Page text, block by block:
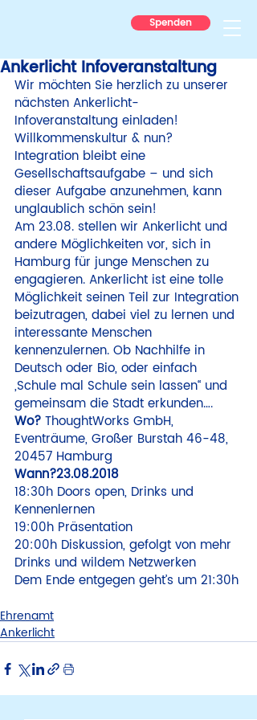
Spenden
Ankerlicht Infoveranstaltung
Wir möchten Sie herzlich zu unserer
nächsten Ankerlicht-
Infoveranstaltung einladen!
Willkommenskultur & nun?
Integration bleibt eine
Gesellschaftsaufgabe – und sich
dieser Aufgabe anzunehmen, kann
unglaublich schön sein!
Am 23.08. stellen wir Ankerlicht und
andere Möglichkeiten vor, sich in
Hamburg für junge Menschen zu
engagieren. Ankerlicht ist eine tolle
Möglichkeit seinen Teil zur Integration
beizutragen, dabei viel zu lernen und
interessante Menschen
kennenzulernen. Ob Nachhilfe in
Deutsch oder Bio, oder einfach
„Schule mal Schule sein lassen“ und
gemeinsam die Stadt erkunden….
Wo? ThoughtWorks GmbH,
Eventräume, Großer Burstah 46-48,
Wann?23.08.2018
18:30h Doors open, Drinks und
Kennenlernen
19:00h Präsentation
20:00h Diskussion, gefolgt von mehr
Drinks und wildem Netzwerken
Dem Ende entgegen geht’s um 21:30h
Ehrenamt
Ankerlicht